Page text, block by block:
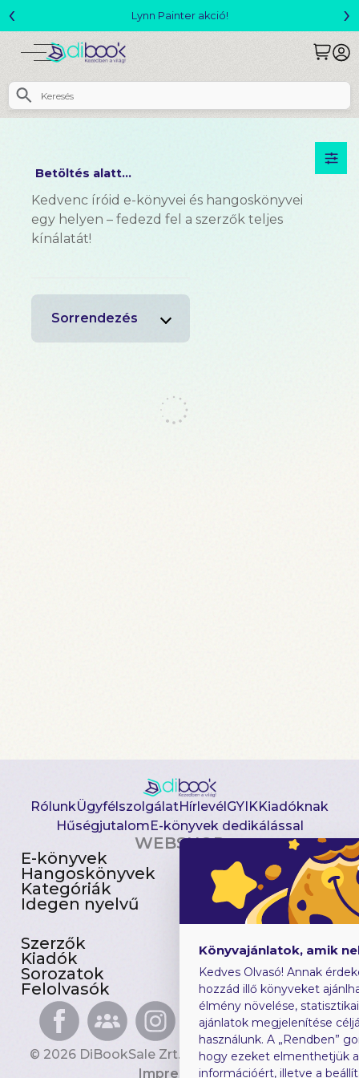
Lynn Painter akció!
‹ ›
Betöltés alatt...
Kedvenc íróid e-könyvei és hangoskönyvei
egy helyen – fedezd fel a szerzők teljes
kínálatát!
Sorrendezés
RólunkÜgyfélszolgálatHírlevélGYIKKiadóknak
HűségjutalomE-könyvek dedikálással
WEBSHOP
E-könyvek
Hangoskönyvek
Kategóriák
Idegen nyelvű
Csomagajánlatok
Akciósak
Előjegyezhetők
Újdonságok
Szerzők
Kiadók
Sorozatok
Felolvasók
Gyerekkönyvek
Heti toplista
Ajándékutalvány
Blog
© 2026 DiBookSale Zrt. Minden jog fenntartva.
Impresszum
Könyvajánlatok, amik
Kedves Olvasó! Annak
hozzád illő könyveket
élmény növelése,
ajánlatok megjelenítése
használunk. A „Rendben”
hogy ezeket elmenthetjük
információért, illetve a